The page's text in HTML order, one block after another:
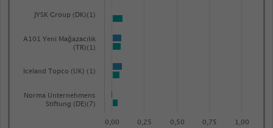
A101 Yeni Mağazacılık
(TR)(1)
JYSK Group (DK)(1)
Iceland Topco (UK) (1)
Norma Unternehmens
Stiftung (DE)(7)
0,00 0,25 0,50 0,75 1,00